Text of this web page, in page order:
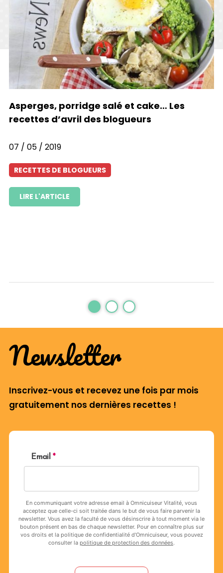
Asperges, porridge salé et cake… Les
recettes d’avril des blogueurs
07 / 05 / 2019
RECETTES DE BLOGUEURS
LIRE L'ARTICLE
Newsletter
Inscrivez-vous et recevez une fois par mois
gratuitement nos dernières recettes !